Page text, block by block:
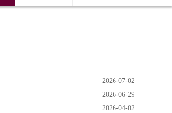
2026-07-02
2026-06-29
2026-04-02